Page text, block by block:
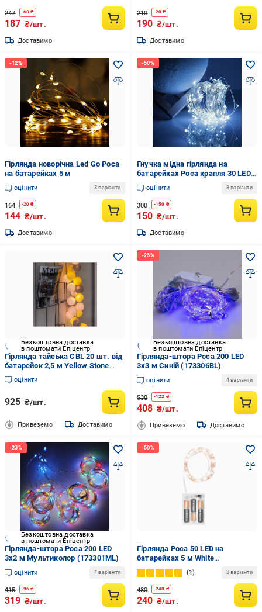
247 -60 ₴
187 ₴/шт.
Доставимо
210 -20 ₴
190 ₴/шт.
Доставимо
Гірлянда новорічна Led Go Роса
на батарейках 5 м
оцінити 3 варіанти
164 -20 ₴
144 ₴/шт.
Доставимо
Гнучка мідна гірлянда на
батарейках Роса крапля 30 LED 3
м мідний дріт Білий
(МХ-00007463)
оцінити 3 варіанти
300 -150 ₴
150 ₴/шт.
Доставимо
Безкоштовна доставка
в поштомати Епіцентр
Гірлянда тайська CBL 20 шт. від
батарейок 2,5 м Yellow Stone
(403255)
оцінити
925 ₴/шт.
Привеземо Доставимо
Безкоштовна доставка
в поштомати Епіцентр
Гірлянда-штора Роса 200 LED
3х3 м Синій (173306BL)
оцінити 4 варіанти
530 -122 ₴
408 ₴/шт.
Привеземо Доставимо
Безкоштовна доставка
в поштомати Епіцентр
Гірлянда-штора Роса 200 LED
3х2 м Мультиколор (173301ML)
оцінити 4 варіанти
415 -96 ₴
319 ₴/шт.
Гірлянда Роса 50 LED на
батарейках 5 м White
(362524608)
1 3 варіанти
480 -240 ₴
240 ₴/шт.